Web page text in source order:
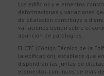
Los edificios y elementos
deformaciones y variaciones
de dilatación contribuye a
variaciones tienen sobre el
aparición de patologías.
El CTE (Código Técnico de la
la edificación), establece que
dispondrán las juntas de
elementos continuos de más